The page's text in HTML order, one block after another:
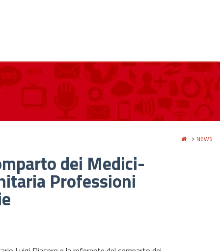
NEWS
dei Medici-
Professioni